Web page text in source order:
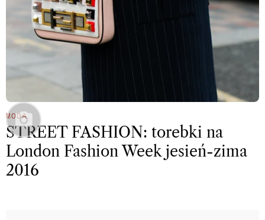
MODA
STREET FASHION: torebki na
London Fashion Week jesień-zima
2016